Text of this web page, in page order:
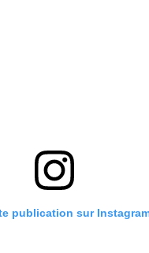
publication sur